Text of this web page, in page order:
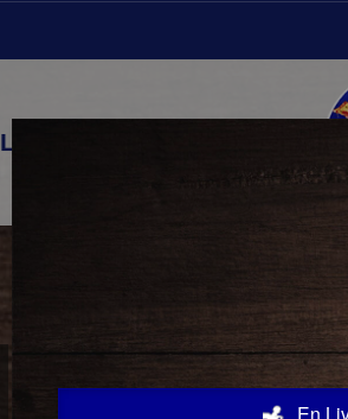
LA CARTE